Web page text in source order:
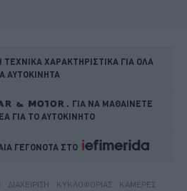
ΤΕΧΝΙΚΑ ΧΑΡΑΚΤΗΡΙΣΤΙΚΑ ΓΙΑ ΟΛΑ
ΑΥΤΟΚΙΝΗΤΑ
ΓΙΑ ΝΑ ΜΑΘΑΙΝΕΤΕ
ΓΙΑ ΤΟ ΑΥΤΟΚΙΝΗΤΟ
ΓΕΓΟΝΟΤΑ ΣΤΟ
ΔΙΑΧΕΊΡΙΣΗ ΚΥΚΛΟΦΟΡΊΑΣ
ΚΆΜΕΡΕΣ